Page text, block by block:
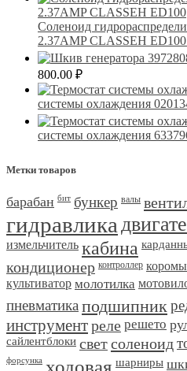
Соленоид
2.37AMP CLASSEH ED100
800.00 ₽
системы охлаждения
системы охлаждения
Метки товаров
барабан бит бункер валы
гидравлика
измельчитель кабина
кондиционер контроллер
культиватор молотилка
пневматика подшипник
инструментреле решето
сайлентблоки светсоленоид
форсунка ходовая шарниры